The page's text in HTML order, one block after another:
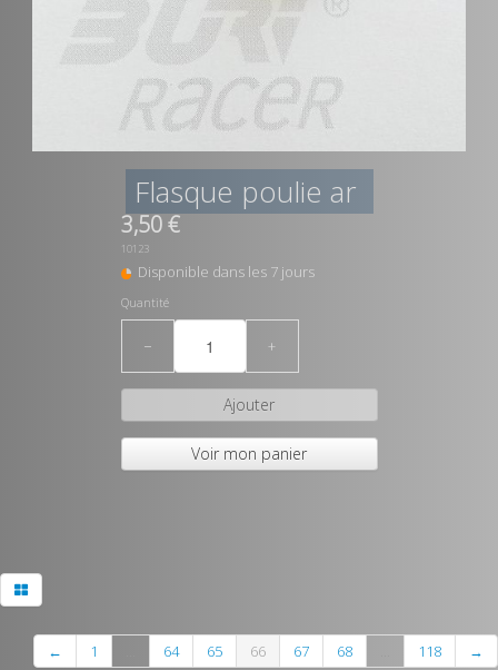
Flasque poulie ar
3,50 €
10123
Disponible dans les 7 jours
Quantité
− +
Ajouter
Voir mon panier
← 1 64 65 66 67 68 118 →